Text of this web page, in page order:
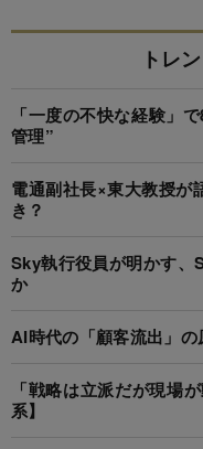
トレ
「一度の不快な経験」
管理”
電通副社長×東大教授が
き？
Sky執行役員が明かす、
か
AI時代の「顧客流出」の
「戦略は立派だが現場
系】